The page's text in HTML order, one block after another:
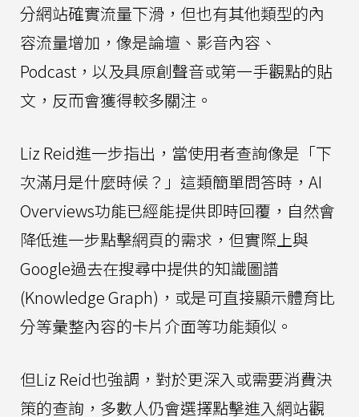
分網站確實流量下滑，但也有其他類型的內
容流量增加，像是論壇、影音內容、
Podcast，以及具原創聲音或第一手觀點的貼
文，反而會獲得較多關注。
Liz Reid進一步指出，當使用者查詢像是「下
次滿月是什麼時候？」這類簡單問答時，AI
Overviews功能已經能提供即時回覆，自然會
降低進一步點擊網頁的需求，但實際上與
Google過去在搜尋中提供的知識圖譜
(Knowledge Graph)，或是可直接顯示體育比
分等彙整內容的卡片介面等功能類似。
但Liz Reid也強調，對於更深入或需要消費決
策的查詢，多數人仍會選擇點擊進入網站觀